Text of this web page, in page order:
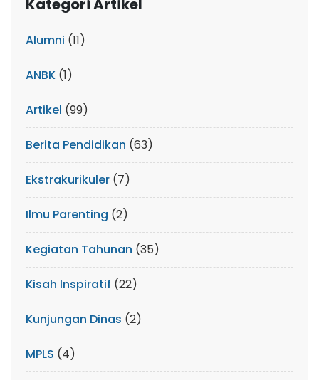
Kategori Artikel
Alumni (11)
ANBK (1)
Artikel (99)
Berita Pendidikan (63)
Ekstrakurikuler (7)
Ilmu Parenting (2)
Kegiatan Tahunan (35)
Kisah Inspiratif (22)
Kunjungan Dinas (2)
MPLS (4)